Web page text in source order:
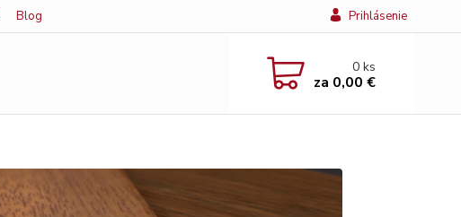
Blog Prihlásenie
0ks
za 0,00 €